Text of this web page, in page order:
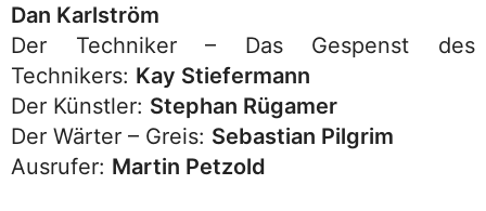
Dan Karlström
Der Techniker – Das Gespenst des
Technikers: Kay Stiefermann
Der Künstler: Stephan Rügamer
Der Wärter – Greis: Sebastian Pilgrim
Ausrufer: Martin Petzold